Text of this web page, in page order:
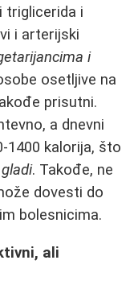
triglicerida i
i arterijski
i
osetljive na
prisutni.
a dnevni
1400 kalorija, što
. Takođe, ne
dovesti do
bolesnicima.
ali